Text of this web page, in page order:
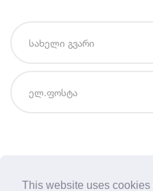
Copyright © 2021 |
This website uses